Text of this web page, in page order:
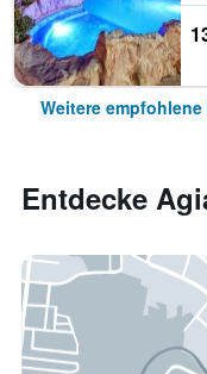
Weitere
Entdecke